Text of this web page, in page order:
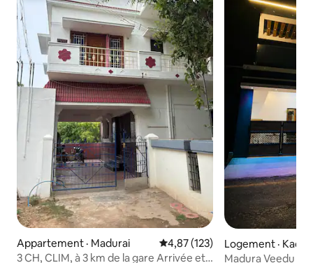
Appartement · Madurai Note moyenne de 4,87 sur 5,
4,87 (123)
3 CH, CLIM, à 3 km de la gare Arrivée et
Logement ·
Madura Veedu |